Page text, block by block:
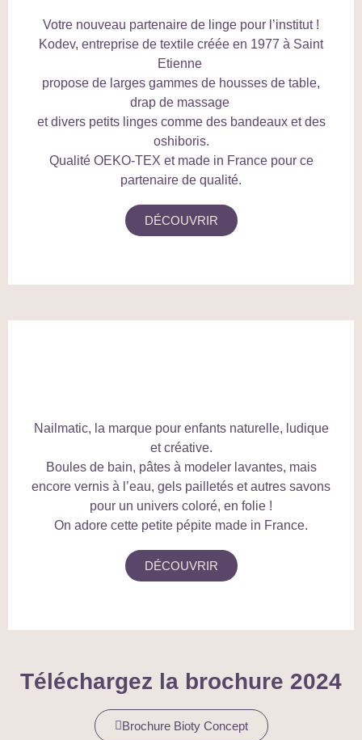
Votre nouveau partenaire de linge pour l’institut !
Kodev, entreprise de textile créée en 1977 à Saint
Etienne
propose de larges gammes de housses de table,
drap de massage
et divers petits linges comme des bandeaux et des
oshiboris.
Qualité OEKO-TEX et made in France pour ce
partenaire de qualité.
DÉCOUVRIR
Nailmatic, la marque pour enfants naturelle, ludique
et créative.
Boules de bain, pâtes à modeler lavantes, mais
encore vernis à l’eau, gels pailletés et autres savons
pour un univers coloré, en folie !
On adore cette petite pépite made in France.
DÉCOUVRIR
Téléchargez la brochure 2024
Brochure Bioty Concept